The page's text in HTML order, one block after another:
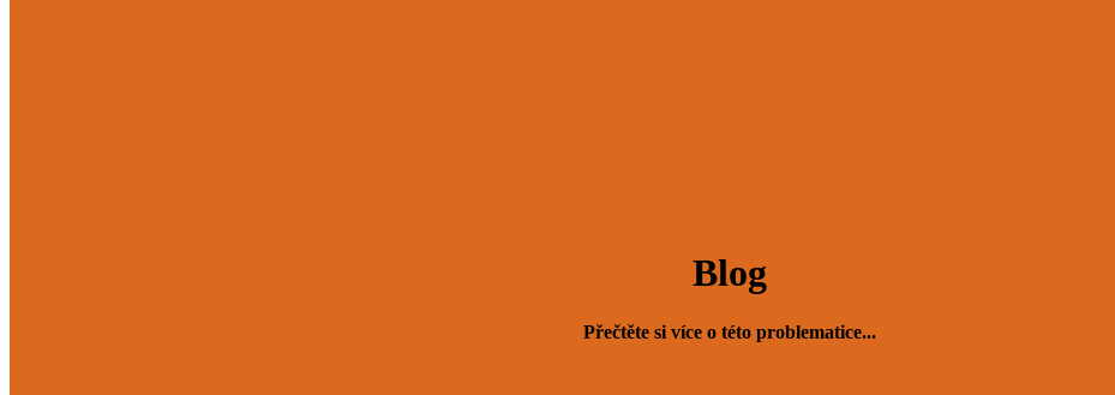
Blog
Přečtěte si více o této problematice...